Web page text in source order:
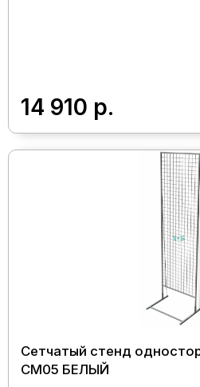
14 910 р.
Сетчатый стенд
СМ05 БЕЛЫЙ